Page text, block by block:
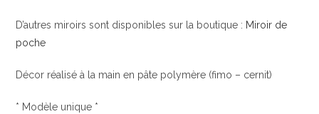
D’autres miroirs sont disponibles sur la boutique : Miroir de
poche
Décor réalisé à la main en pâte polymère (fimo – cernit)
* Modèle unique *